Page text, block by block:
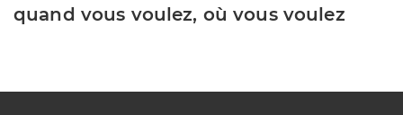
quand vous voulez, où vous voulez